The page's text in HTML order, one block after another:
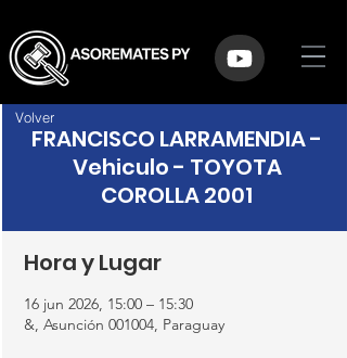
FRANCISCO LARRAMENDIA -
Vehiculo - TOYOTA
COROLLA 2001
Hora y Lugar
16 jun 2026, 15:00 – 15:30
&, Asunción 001004, Paraguay
Volver